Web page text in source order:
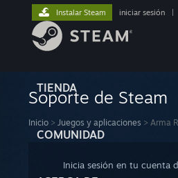
TIENDA
COMUNIDAD
Instalar Steam iniciar sesión
Soporte de Steam
Inicio > Juegos y aplicaciones > Arma
Inicia sesión en tu cuenta